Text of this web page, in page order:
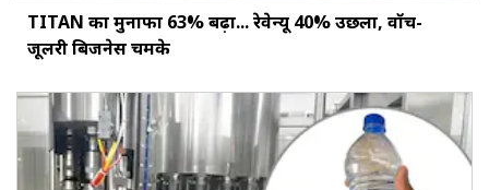
TITAN का मुनाफा 63% बढ़ा... रेवेन्यू 40% उछला, वॉच-
जूलरी बिजनेस चमके